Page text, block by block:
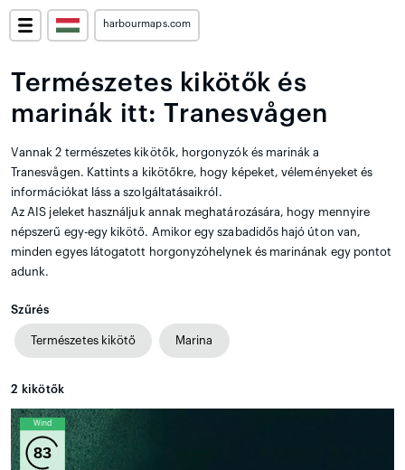
harbourmaps.com
Természetes kikötők és
marinák itt: Tranesvågen
Vannak 2 természetes kikötők, horgonyzók és marinák a
Tranesvågen. Kattints a kikötőkre, hogy képeket, véleményeket és
információkat láss a szolgáltatásaikról.
Az AIS jeleket használjuk annak meghatározására, hogy mennyire
népszerű egy-egy kikötő. Amikor egy szabadidős hajó úton van,
minden egyes látogatott horgonyzóhelynek és marinának egy pontot
adunk.
Szűrés
Természetes kikötő Marina
2 kikötők
Wind
83